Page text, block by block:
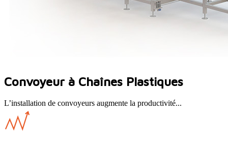
Convoyeur à Chaînes Plastiques
L’installation de convoyeurs augmente la productivité...